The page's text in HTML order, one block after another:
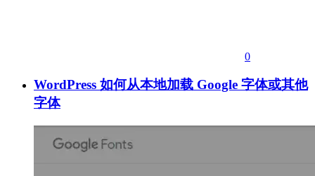
0
WordPress 如何从本地加载 Google 字体或其他
字体